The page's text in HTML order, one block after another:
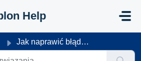
Help
Jak naprawić błąd „400 Bad Request - Request Header Or Co...